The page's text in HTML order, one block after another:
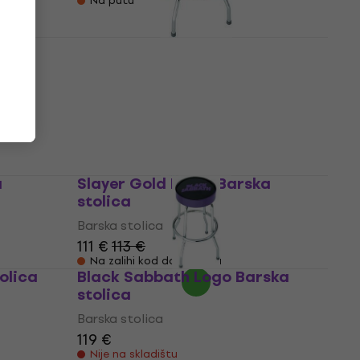
Iron Maiden Seventh Son
Slayer Gold Eagle Barska
stolica
Barska stolica
111 €113 €
Na zalihi kod dobavljača
Black Sabbath Logo Barska
stolica
Barska stolica
119 €
Nije na skladištu